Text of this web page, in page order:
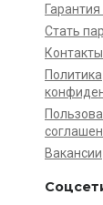
Стать
Контакты
Политика
Вакансии